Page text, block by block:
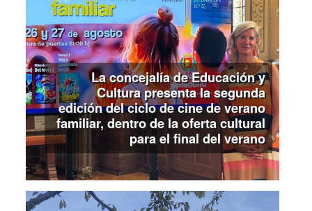
La concejalía de Educación y
Cultura presenta la segunda
edición del ciclo de cine de verano
familiar, dentro de la oferta cultural
para el final del verano